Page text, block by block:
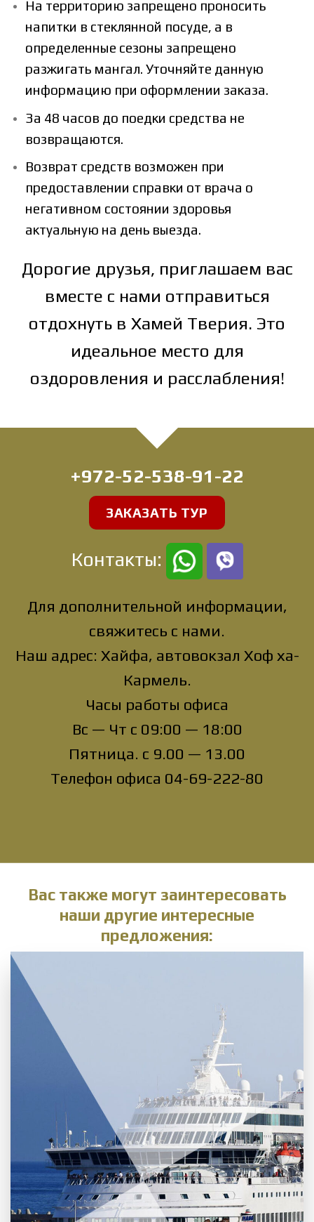
На территорию запрещено проносить
напитки в стеклянной посуде, а в
определенные сезоны запрещено
разжигать мангал. Уточняйте данную
информацию при оформлении заказа.
За 48 часов до поедки средства не
возвращаются.
Возврат средств возможен при
предоставлении справки от врача о
негативном состоянии здоровья
актуальную на день выезда.
Дорогие друзья, приглашаем вас
вместе с нами отправиться
отдохнуть в Хамей Тверия. Это
идеальное место для
оздоровления и расслабления!
+972-52-538-91-22
ЗАКАЗАТЬ ТУР
Контакты:
Для дополнительной информации,
свяжитесь с нами.
Наш адрес: Хайфа, автовокзал Хоф ха-
Кармель.
Часы работы офиса
Вс — Чт с 09:00 — 18:00
Пятница. с 9.00 — 13.00
Телефон офиса 04-69-222-80
Вас также могут заинтересовать
наши другие интересные
предложения: